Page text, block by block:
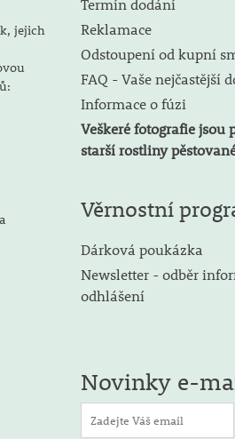
jejich
Termín dodání
Reklamace
Odstoupení od kupní
FAQ - Vaše nejčastější
Informace o fúzi
Veškeré fotografie
starší rostliny
Věrnostní
Dárková poukázka
Newsletter - odběr
odhlášení
Novinky e-